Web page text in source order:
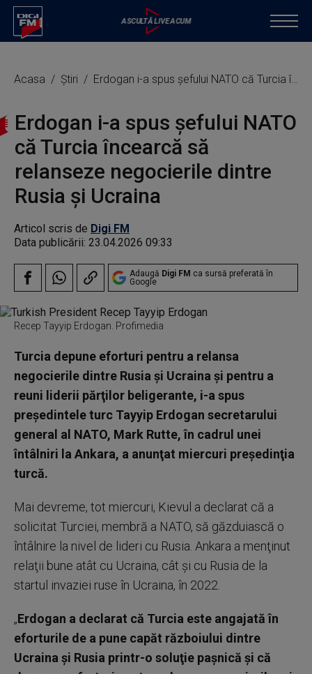
Acasa Știri Erdogan i-a spus şefului NATO că Turcia încearcă să relanseze negocierile dintre Rusia şi Ucraina
Erdogan i-a spus şefului NATO
că Turcia încearcă să
relanseze negocierile dintre
Rusia şi Ucraina
Articol scris de Digi FM
Data publicării: 23.04.2026 09:33
Adaugă Digi FM ca sursă preferată în
Google
Recep Tayyip Erdogan. Profimedia
Turcia depune eforturi pentru a relansa
negocierile dintre Rusia şi Ucraina şi pentru a
reuni liderii părţilor beligerante, i-a spus
preşedintele turc Tayyip Erdogan secretarului
general al NATO, Mark Rutte, în cadrul unei
întâlniri la Ankara, a anunţat miercuri preşedinţia
turcă.
Mai devreme, tot miercuri, Kievul a declarat că a
solicitat Turciei, membră a NATO, să găzduiască o
întâlnire la nivel de lideri cu Rusia. Ankara a menţinut
relaţii bune atât cu Ucraina, cât şi cu Rusia de la
startul invaziei ruse în Ucraina, în 2022.
„Erdogan a declarat că Turcia este angajată în
eforturile de a pune capăt războiului dintre
Ucraina şi Rusia printr-o soluţie paşnică şi că